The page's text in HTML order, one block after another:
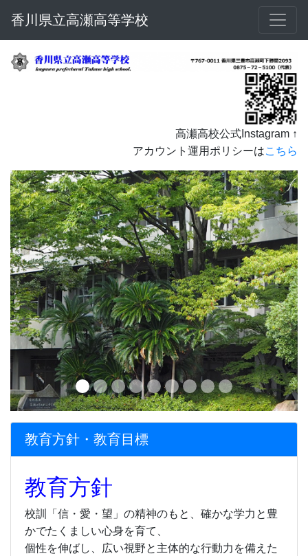
香川県立高瀬高等学校
高瀬高校公式Instagram ↑
アカウント運用ポリシーはこちら
教育方針・教育目標
教育方針
校訓「信・愛・望」の精神のもと、確かな学力と豊
かでたくましい心身を育て、
個性を伸ばし、広い視野と主体的な行動力を備えた